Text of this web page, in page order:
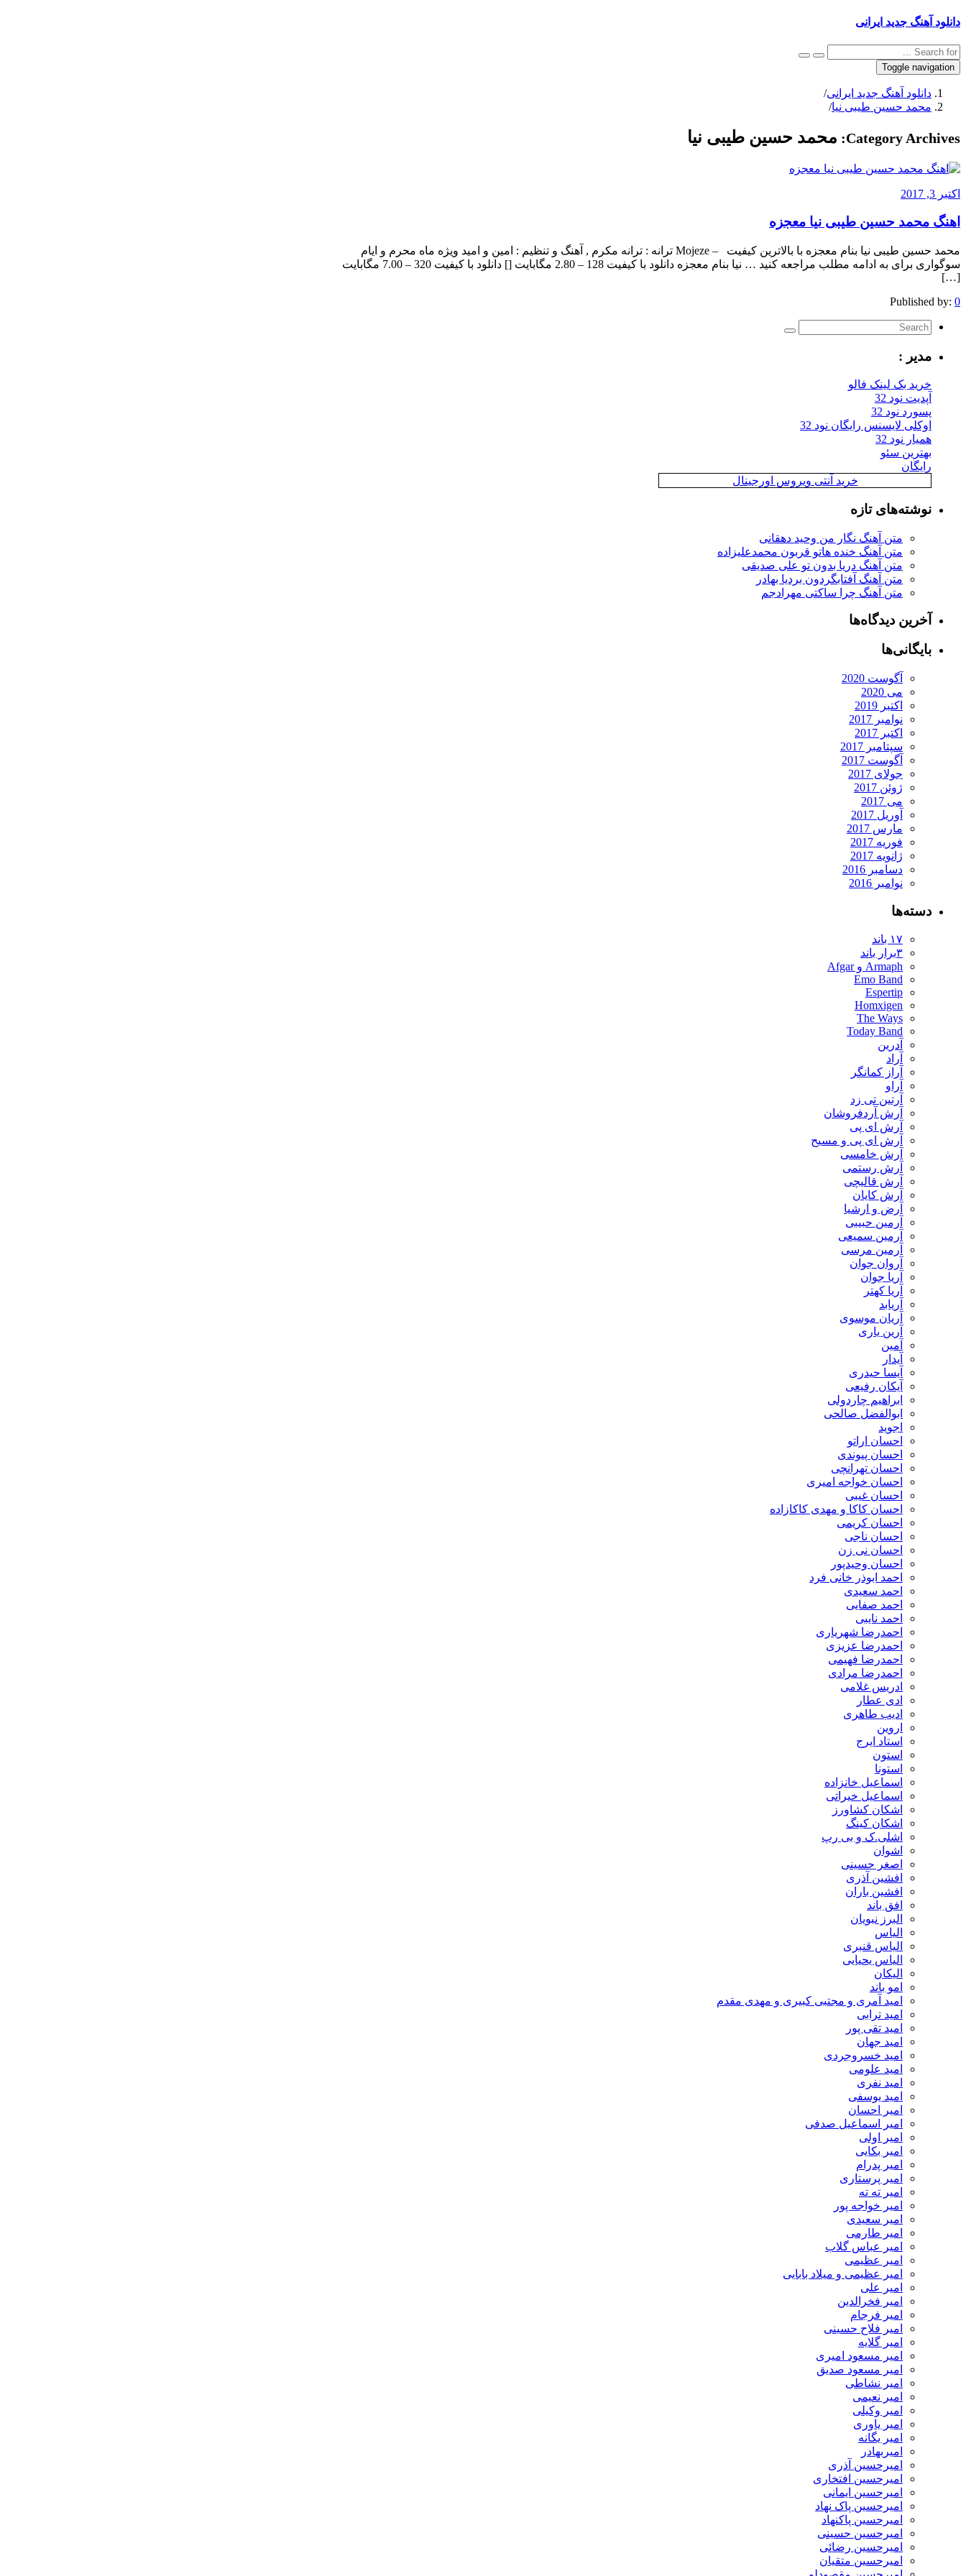
دانلود آهنگ جدید ایرانی
Toggle navigation
دانلود آهنگ جدید ایرانی/
محمد حسین طیبی نیا/
Category Archives: محمد حسین طیبی نیا
اکتبر 3, 2017
اهنگ محمد حسین طیبی نیا معجزه
محمد حسین طیبی نیا بنام معجزه با بالاترین کیفیت – Mojeze ترانه : ترانه مکرم , آهنگ و تنظیم : امین و امید ویژه ماه محرم و ایام
سوگواری برای به ادامه مطلب مراجعه کنید … نیا بنام معجزه دانلود با کیفیت 128 – 2.80 مگابایت [] دانلود با کیفیت 320 – 7.00 مگابایت
[…]
Published by: 0
مدیر :
خرید بک لینک فالو
آپدیت نود 32
پسورد نود 32
اوکلی لایسنس رایگان نود 32
همیار نود 32
بهترین سئو
رایگان
خرید آنتی ویروس اورجینال
نوشته‌های تازه
متن آهنگ نگار من وحید دهقانی
متن آهنگ خنده هاتو قربون محمدعلیزاده
متن آهنگ دریا بدون تو علی صدیقی
متن آهنگ آفتابگردون بردیا بهادر
متن آهنگ چرا ساکتی مهرادجم
آخرین دیدگاه‌ها
بایگانی‌ها
آگوست 2020
می 2020
اکتبر 2019
نوامبر 2017
اکتبر 2017
سپتامبر 2017
آگوست 2017
جولای 2017
ژوئن 2017
می 2017
آوریل 2017
مارس 2017
فوریه 2017
ژانویه 2017
دسامبر 2016
نوامبر 2016
دسته‌ها
۱۷ باند
۳برار باند
Armaph و Afgar
Emo Band
Espertip
Homxigen
The Ways
Today Band
آدرین
آراد
آراز کمانگر
آراو
آرتین تی زد
آرش آردفروشان
آرش ای پی
آرش ای پی و مسیح
آرش خامسی
آرش رستمی
آرش قالیچی
آرش کایان
​آرض و ارشیا
آرمین حبیبی
آرمین سمیعی
آرمین مرسی
آروان جوان
آریا جوان
آریا کهتر
آریابد
آریان موسوی
آرین یاری
آمین
آیدار
آیسا حیدری
آیکان رفیعی
ابراهیم چاردولی
ابوالفضل صالحی
اجوید
احسان اراتو
احسان پیوندی
احسان تهرانچی
احسان خواجه امیری
احسان غیبی
احسان کاکا و مهدی کاکازاده
احسان کریمی
احسان ناجی
احسان نی زن
احسان وحیدپور
احمد ابوذر خانی فرد
احمد سعیدی
احمد صفایی
احمد نایبی
احمدرضا شهریاری
احمدرضا عزیزی
احمدرضا فهیمی
احمدرضا مرادی
ادریس غلامی
ادی عطار
ادیب طاهری
اروین
استاد ایرج
استون
استونا
اسماعیل خانزاده
اسماعیل خیراتی
اشکان کشاورز
اشکان کینگ
اشلی.ک و بی رپ
اشوان
اصغر حسینی
افشین آذری
افشین باران
افق باند
البرز نبویان
الیاس
الیاس قنبرى
الیاس یحیایی
الیکان
امو باند
امید آمری و مجتبی کبیری و مهدى مقدم
امید ترابی
امید تقی پور
امید جهان
امید خسروجردی
امید علومی
امید نفری
امید یوسفی
امیر احسان
امیر اسماعیل صدفی
امیر اولی
امیر بکایی
امیر پدرام
امیر پرستاری
امیر ته ته
امیر خواجه پور
امیر سعیدی
امیر طارمی
امیر عباس گلاب
امیر عظیمی
امیر عظیمی و میلاد بابایی
امیر علی
امیر فخرالدین
امیر فرجام
امیر فلاح حسینی
امیر گلایه
امیر مسعود امیری
امیر مسعود صدیق
امیر نشاطی
امیر نعیمی
امیر وکیلی
امیر یاوری
امیر یگانه
امیربهادر
امیرحسین آذری
امیرحسین افتخاری
امیرحسین ایمانی
امیرحسین پاک نهاد
امیرحسین پاکنهاد
امیرحسین حسینی
امیرحسین رضائی
امیرحسین متقیان